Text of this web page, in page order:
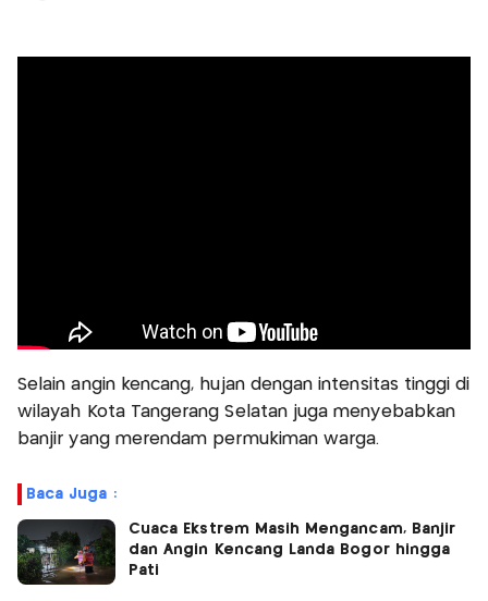
Selain angin kencang, hujan dengan intensitas tinggi di
wilayah Kota Tangerang Selatan juga menyebabkan
banjir yang merendam permukiman warga.
Baca Juga :
Cuaca Ekstrem Masih Mengancam, Banjir
dan Angin Kencang Landa Bogor hingga
Pati